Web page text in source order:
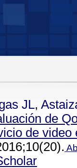
JL,
de
de video